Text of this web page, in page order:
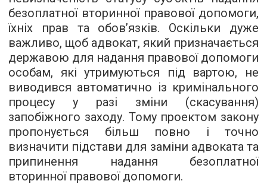
безоплатної вторинної правової допомоги,
їхніх прав та обов’язків. Оскільки дуже
важливо, щоб адвокат, який призначається
державою для надання правової допомоги
особам, які утримуються під вартою, не
виводився автоматично із кримінального
процесу у разі зміни (скасування)
запобіжного заходу. Тому проектом закону
пропонується більш повно і точно
визначити підстави для заміни адвоката та
припинення надання безоплатної
вторинної правової допомоги.